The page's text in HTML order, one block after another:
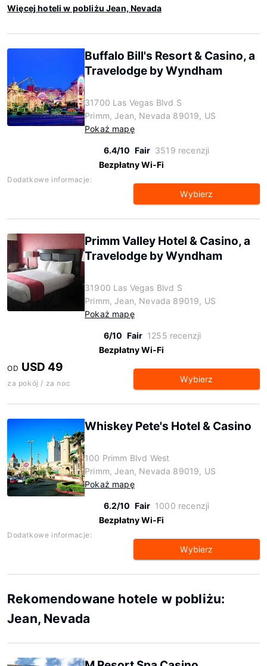
Więcej hoteli w pobliżu Jean, Nevada
Buffalo Bill's Resort & Casino, a
Travelodge by Wyndham
31700 Las Vegas Blvd S
Primm, Jean, Nevada 89019, US
Pokaż mapę
6.4/10 Fair 3519 recenzji
Bezpłatny Wi-Fi
Dodatkowe informacje:
Wybierz
Primm Valley Hotel & Casino, a
Travelodge by Wyndham
31900 Las Vegas Blvd S
Primm, Jean, Nevada 89019, US
Pokaż mapę
6/10 Fair 1255 recenzji
Bezpłatny Wi-Fi
OD USD 49
za pokój / za noc Wybierz
Whiskey Pete's Hotel & Casino
100 Primm Blvd West
Primm, Jean, Nevada 89019, US
Pokaż mapę
6.2/10 Fair 1000 recenzji
Bezpłatny Wi-Fi
Dodatkowe informacje:
Wybierz
Rekomendowane hotele w pobliżu:
Jean, Nevada